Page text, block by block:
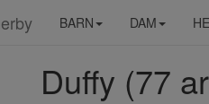
BARN DAM
Duffy (77